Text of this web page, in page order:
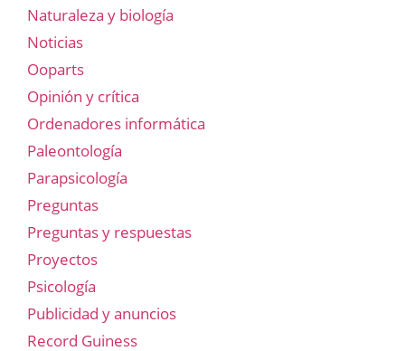
Naturaleza y biología
Noticias
Ooparts
Opinión y crítica
Ordenadores informática
Paleontología
Parapsicología
Preguntas
Preguntas y respuestas
Proyectos
Psicología
Publicidad y anuncios
Record Guiness